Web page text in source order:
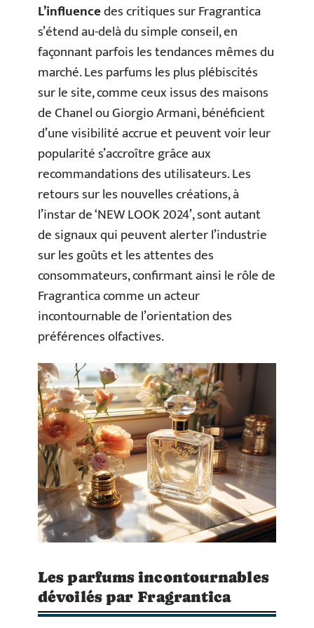
L’influencedes critiques sur Fragrantica
s’étend au-delà du simple conseil, en
façonnant parfois les tendances mêmes du
marché. Les parfums les plus plébiscités
sur le site, comme ceux issus des maisons
de Chanel ou Giorgio Armani, bénéficient
d’une visibilité accrue et peuvent voir leur
popularité s’accroître grâce aux
recommandations des utilisateurs. Les
retours sur les nouvelles créations, à
l’instar de ‘NEW LOOK 2024’, sont autant
de signaux qui peuvent alerter l’industrie
sur les goûts et les attentes des
consommateurs, confirmant ainsi le rôle de
Fragrantica comme un acteur
incontournable de l’orientation des
préférences olfactives.
Les parfums incontournables
dévoilés par Fragrantica